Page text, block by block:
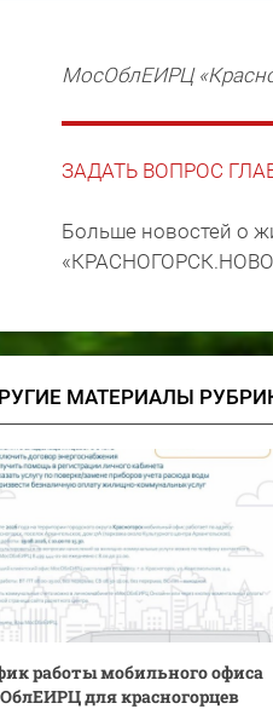
МосОблЕИРЦ
ЗАДАТЬ ВОПРОС
Больше новостей о
МАТЕРИАЛЫ
работы мобильного офиса
для красногорцев